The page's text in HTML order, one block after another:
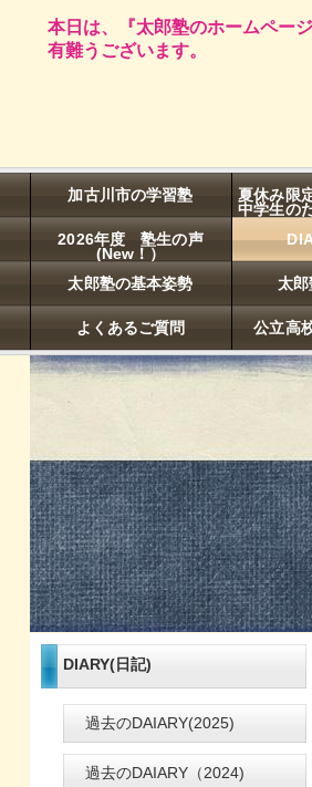
本日は、『太郎塾のホームペー
有難うございます。
加古川市の学習塾
夏休み限
中学生の
2026年度 塾生の声
(New！）
太郎塾の基本姿勢 太郎
よくあるご質問 公立高
DIARY(日記)
過去のDAIARY(2025)
過去のDAIARY（2024)